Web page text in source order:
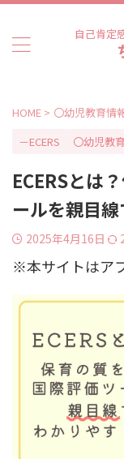
自己肯定
HOME > 〇幼児教育情
－ECERS
〇幼児教
ECERSとは
ールを親目
2025年4月16日
※本サイトはア